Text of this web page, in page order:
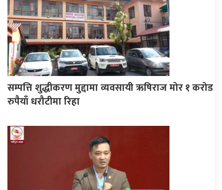
सम्पत्ति शुद्धीकरण मुद्दामा व्यवसायी ऋषिराज मोर १ करोड
रुपैयाँ धरौटीमा रिहा